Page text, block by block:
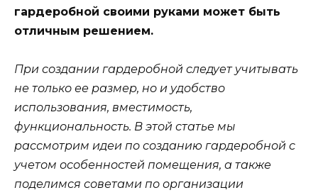
гардеробной своими руками может быть
отличным решением.
При создании гардеробной следует учитывать
не только ее размер, но и удобство
использования, вместимость,
функциональность. В этой статье мы
рассмотрим идеи по созданию гардеробной с
учетом особенностей помещения, а также
поделимся советами по организации